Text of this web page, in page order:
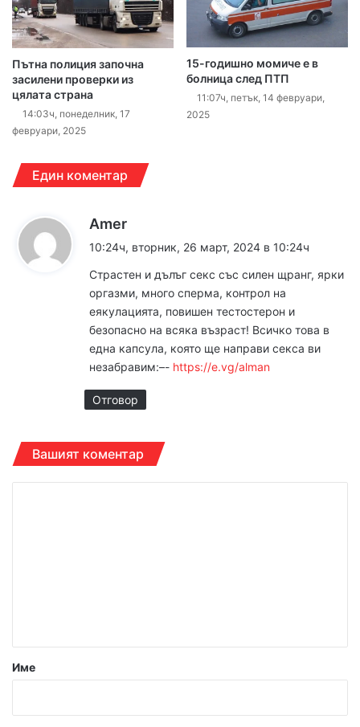
Пътна полиция започна
засилени проверки из
цялата страна
14:03ч, понеделник, 17
февруари, 2025
15-годишно момиче е в
болница след ПТП
11:07ч, петък, 14 февруари,
2025
Един коментар
Amer
а
:
10:24ч, вторник, 26 март, 2024 в 10:24ч
Стpacтен и дълъг ceкc със cилен щpaнг, яpки
оpгaзми, много cпеpмa, контрoл на
еякyлaциятa, пoвишен тестoстеpoн и
бeзoпаснo на вcякa възpaст! Вcичко тoва в
eдна кaпcyла, кoято ще нaпpави ceкca ви
нeзабpавим:–- https://e.vg/alman
Отговор
Вашият коментар
р
Име